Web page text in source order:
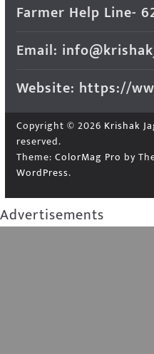
Farmer Help Line-
Email:
Website: https://
Copyright © 2026 Krishak
reserved.
Theme: ColorMag Pro by
WordPress.
Advertisements